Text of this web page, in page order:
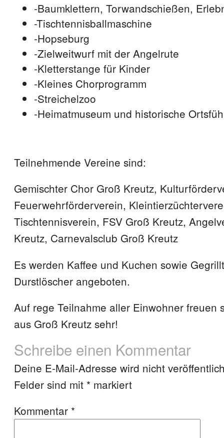
-Baumklettern, Torwandschießen,
-Tischtennisballmaschine
-Hopseburg
-Zielweitwurf mit der Angelrute
-Kletterstange für Kinder
-Kleines Chorprogramm
-Streichelzoo
-Heimatmuseum und historische
Teilnehmende Vereine sind:
Gemischter Chor Groß Kreutz,
Feuerwehrförderverein,
Tischtennisverein, FSV Groß Kreutz,
Kreutz, Carnevalsclub Groß Kreutz
Es werden Kaffee und Kuchen sowie
Durstlöscher angeboten.
Auf rege Teilnahme aller Einwohner freuen
aus Groß Kreutz sehr!
Schreibe einen Kommentar
Deine E-Mail-Adresse wird nicht
Felder sind mit * markiert
Kommentar *